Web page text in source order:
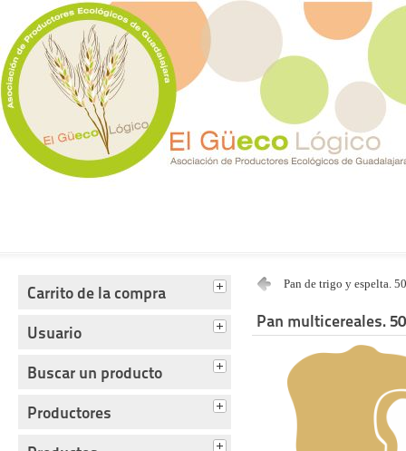
Carrito de la compra
Usuario
Buscar un producto
Productores
Pan de trigo y espelta.
Pan multicereales.